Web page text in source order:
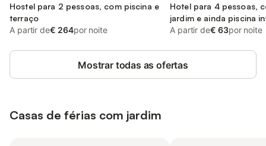
Hostel para 2 pessoas, com piscina e
terraço
A partir de€ 264por noite
Hotel para 4 pessoas,
jardim e ainda piscina
A partir de€ 63por noite
Mostrar todas as ofertas
Casas de férias com jardim